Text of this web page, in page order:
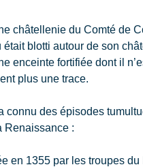
châtellenie du Comté de
blotti autour de son
enceinte fortifiée dont il
plus une trace.
connu des épisodes
Renaissance :
en 1355 par les troupes du